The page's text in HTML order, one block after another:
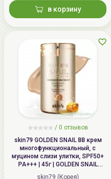
в корзину
/ 0 отзывов
skin79 GOLDEN SNAIL ВВ крем
многофункциональный, с
муцином слизи улитки, SPF50+
PA+++ | 45г | GOLDEN SNAIL
Intensive BB Cream, SPF50+
skin79 (Корея)